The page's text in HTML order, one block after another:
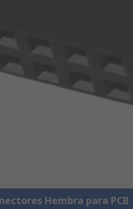
Hembra para PCB